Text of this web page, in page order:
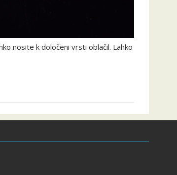
nosite k določeni vrsti oblačil. Lahko